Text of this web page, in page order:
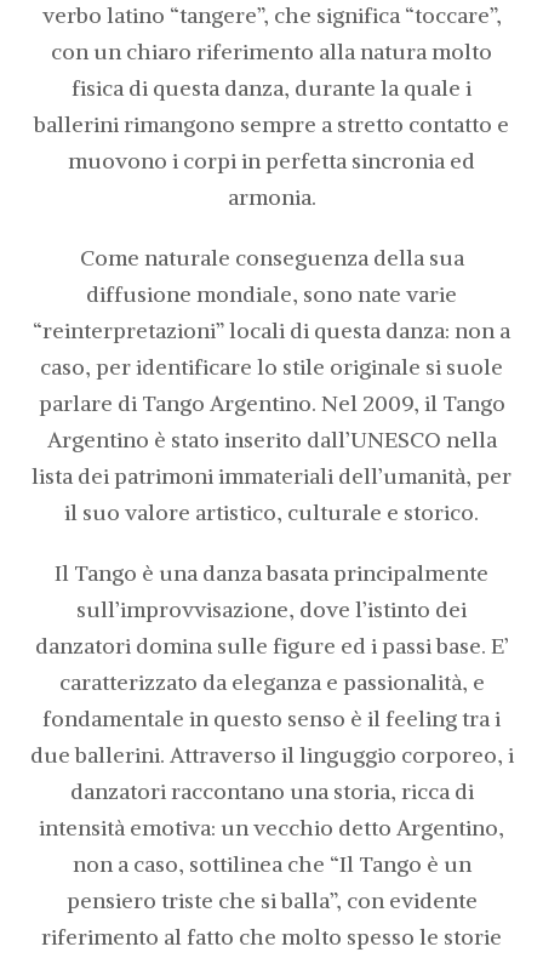
verbo latino “tangere”, che significa “toccare”,
con un chiaro riferimento alla natura molto
fisica di questa danza, durante la quale i
ballerini rimangono sempre a stretto contatto e
muovono i corpi in perfetta sincronia ed
armonia.
Come naturale conseguenza della sua
diffusione mondiale, sono nate varie
“reinterpretazioni” locali di questa danza: non a
caso, per identificare lo stile originale si suole
parlare di Tango Argentino. Nel 2009, il Tango
Argentino è stato inserito dall’UNESCO nella
lista dei patrimoni immateriali dell’umanità, per
il suo valore artistico, culturale e storico.
Il Tango è una danza basata principalmente
sull’improvvisazione, dove l’istinto dei
danzatori domina sulle figure ed i passi base. E’
caratterizzato da eleganza e passionalità, e
fondamentale in questo senso è il feeling tra i
due ballerini. Attraverso il linguggio corporeo, i
danzatori raccontano una storia, ricca di
intensità emotiva: un vecchio detto Argentino,
non a caso, sottilinea che “Il Tango è un
pensiero triste che si balla”, con evidente
riferimento al fatto che molto spesso le storie